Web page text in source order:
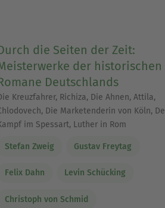
die Seiten der Zeit:
der historischen
Deutschlands
Kreuzfahrer, Richiza, Die Ahnen, Attila,
Die Marketenderin von Köln,
im Spessart, Luther in Rom
Stefan Zweig Gustav Freytag
Felix Dahn Levin Schücking
Christoph von Schmid